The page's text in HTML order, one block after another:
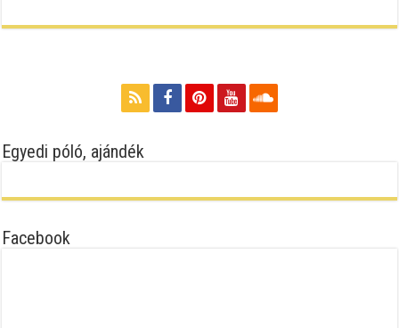
Egyedi póló, ajándék
Facebook